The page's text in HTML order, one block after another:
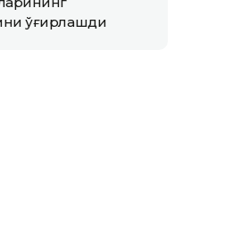
ўғирлашди